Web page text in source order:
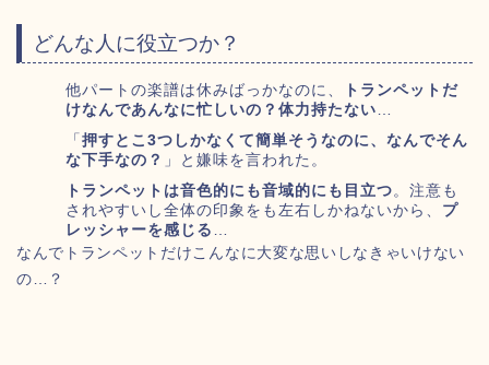
どんな人に役立つか？
他パートの楽譜は休みばっかなのに、
トランペットだ
けなんであんなに忙しいの？体力持たない …
「 押すとこ3つしかなくて簡単そうなのに、なんでそん
な下手なの？ 」と嫌味を言われた。
トランペットは音色的にも音域的にも目立つ 。注意も
されやすいし全体の印象をも左右しかねないから、 プ
レッシャーを感じる
なんでトランペットだけこんなに大変な思いしなきゃいけない
の…？